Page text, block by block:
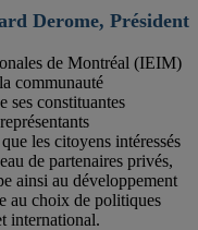
Derome, Président
de Montréal (IEIM)
communauté
ses constituantes
les citoyens intéressés
de partenaires privés,
ainsi au développement
au choix de politiques
international.